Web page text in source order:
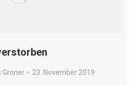
Groner 23. November 2019